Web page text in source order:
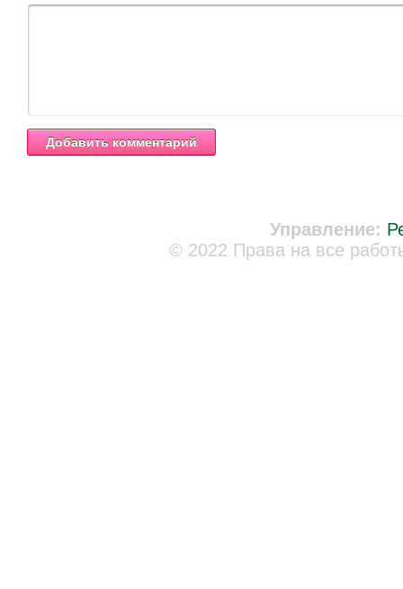
Управление:
© 2022 Права на все